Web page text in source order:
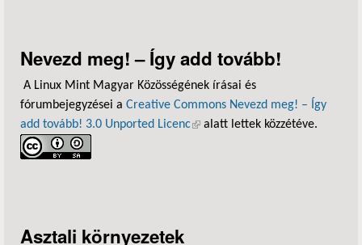
Nevezd meg! – Így add tovább!
A Linux Mint Magyar Közösségének írásai és
fórumbejegyzései a Creative Commons Nevezd meg! – Így
add tovább! 3.0 Unported Licenc(külső hivatkozás)
alatt lettek közzétéve.
Asztali környezetek